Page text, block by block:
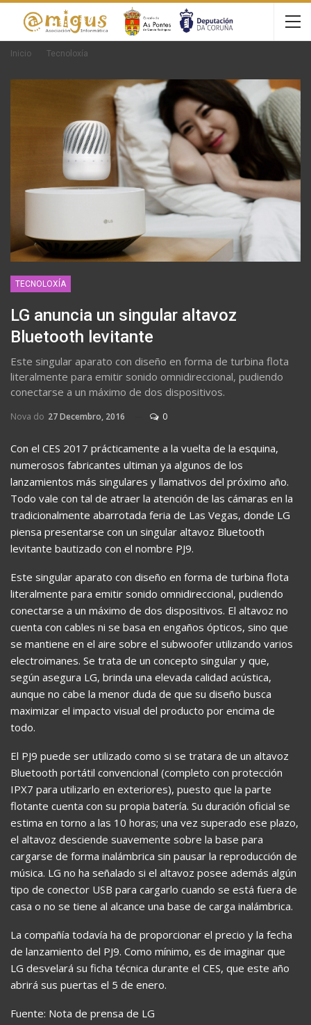
Inicio Tecnoloxía
TECNOLOXÍA
LG anuncia un singular altavoz
Bluetooth levitante
Este singular aparato con diseño en forma de turbina flota
literalmente para emitir sonido omnidireccional, pudiendo
conectarse a un máximo de dos dispositivos.
Nova do 27 Decembro, 2016 0
Con el CES 2017 prácticamente a la vuelta de la esquina,
numerosos fabricantes ultiman ya algunos de los
lanzamientos más singulares y llamativos del próximo año.
Todo vale con tal de atraer la atención de las cámaras en la
tradicionalmente abarrotada feria de Las Vegas, donde LG
piensa presentarse con un singular altavoz Bluetooth
levitante bautizado con el nombre PJ9.
Este singular aparato con diseño en forma de turbina flota
literalmente para emitir sonido omnidireccional, pudiendo
conectarse a un máximo de dos dispositivos. El altavoz no
cuenta con cables ni se basa en engaños ópticos, sino que
se mantiene en el aire sobre el subwoofer utilizando varios
electroimanes. Se trata de un concepto singular y que,
según asegura LG, brinda una elevada calidad acústica,
aunque no cabe la menor duda de que su diseño busca
maximizar el impacto visual del producto por encima de
todo.
El PJ9 puede ser utilizado como si se tratara de un altavoz
Bluetooth portátil convencional (completo con protección
IPX7 para utilizarlo en exteriores), puesto que la parte
flotante cuenta con su propia batería. Su duración oficial se
estima en torno a las 10 horas; una vez superado ese plazo,
el altavoz desciende suavemente sobre la base para
cargarse de forma inalámbrica sin pausar la reproducción de
música. LG no ha señalado si el altavoz posee además algún
tipo de conector USB para cargarlo cuando se está fuera de
casa o no se tiene al alcance una base de carga inalámbrica.
La compañía todavía ha de proporcionar el precio y la fecha
de lanzamiento del PJ9. Como mínimo, es de imaginar que
LG desvelará su ficha técnica durante el CES, que este año
abrirá sus puertas el 5 de enero.
Fuente: Nota de prensa de LG